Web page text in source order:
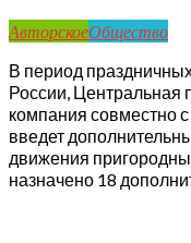
АвторскоеОбщество
В период
России, Центральная
компания совместно
введет
движения
назначено 18